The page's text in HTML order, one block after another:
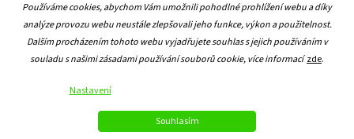
Používáme cookies, abychom Vám umožnili pohodlné prohlížení webu a díky
analýze provozu webu neustále zlepšovali jeho funkce, výkon a použitelnost.
Dalším procházením tohoto webu vyjadřujete souhlas s jejich používáním v
souladu s našimi zásadami používání souborů cookie, více informacízde.
Nastavení
Souhlasím
Vytvořil Shoptet
Copyright 2026Hodiny-online.cz. Všechna práva vyhrazena.
Upravit nastavení cookies